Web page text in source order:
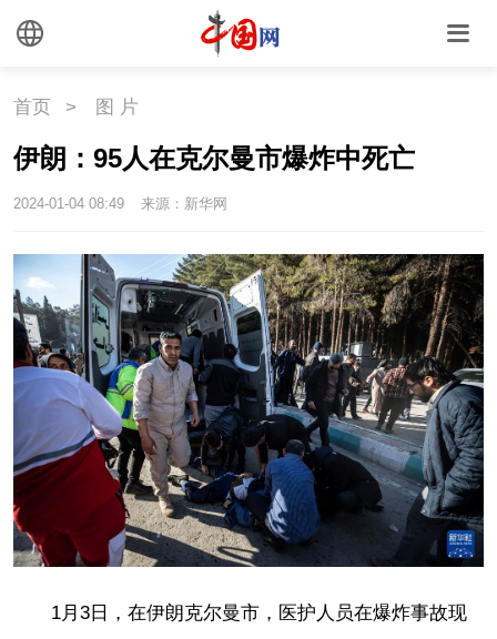
首页 > 图 片
伊朗：95人在克尔曼市爆炸中死亡
2024-01-04 08:49 来源：新华网
1月3日，在伊朗克尔曼市，医护人员在爆炸事故现